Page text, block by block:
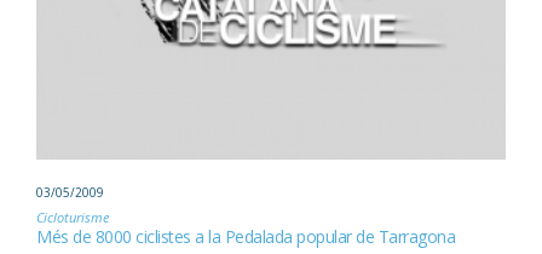
03/05/2009
Cicloturisme
Més de 8000 ciclistes a la Pedalada popular de Tarragona